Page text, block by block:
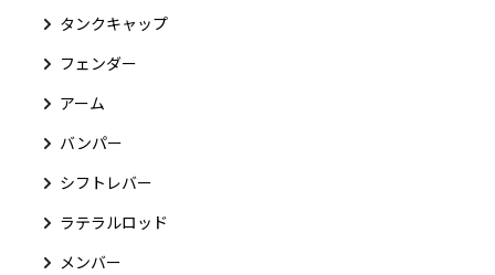
タンクキャップ
フェンダー
アーム
バンパー
シフトレバー
ラテラルロッド
メンバー